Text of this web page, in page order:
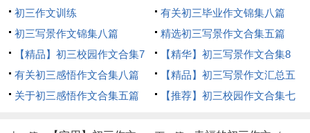
初三作文训练
有关初三毕业作文锦集八篇
初三写景作文锦集八篇
精选初三写景作文合集五篇
【精品】初三校园作文合集7
篇
【精华】初三写景作文合集8
篇
有关初三感悟作文合集八篇
【精品】初三写景作文汇总五
篇
关于初三感悟作文合集五篇
【推荐】初三校园作文合集七